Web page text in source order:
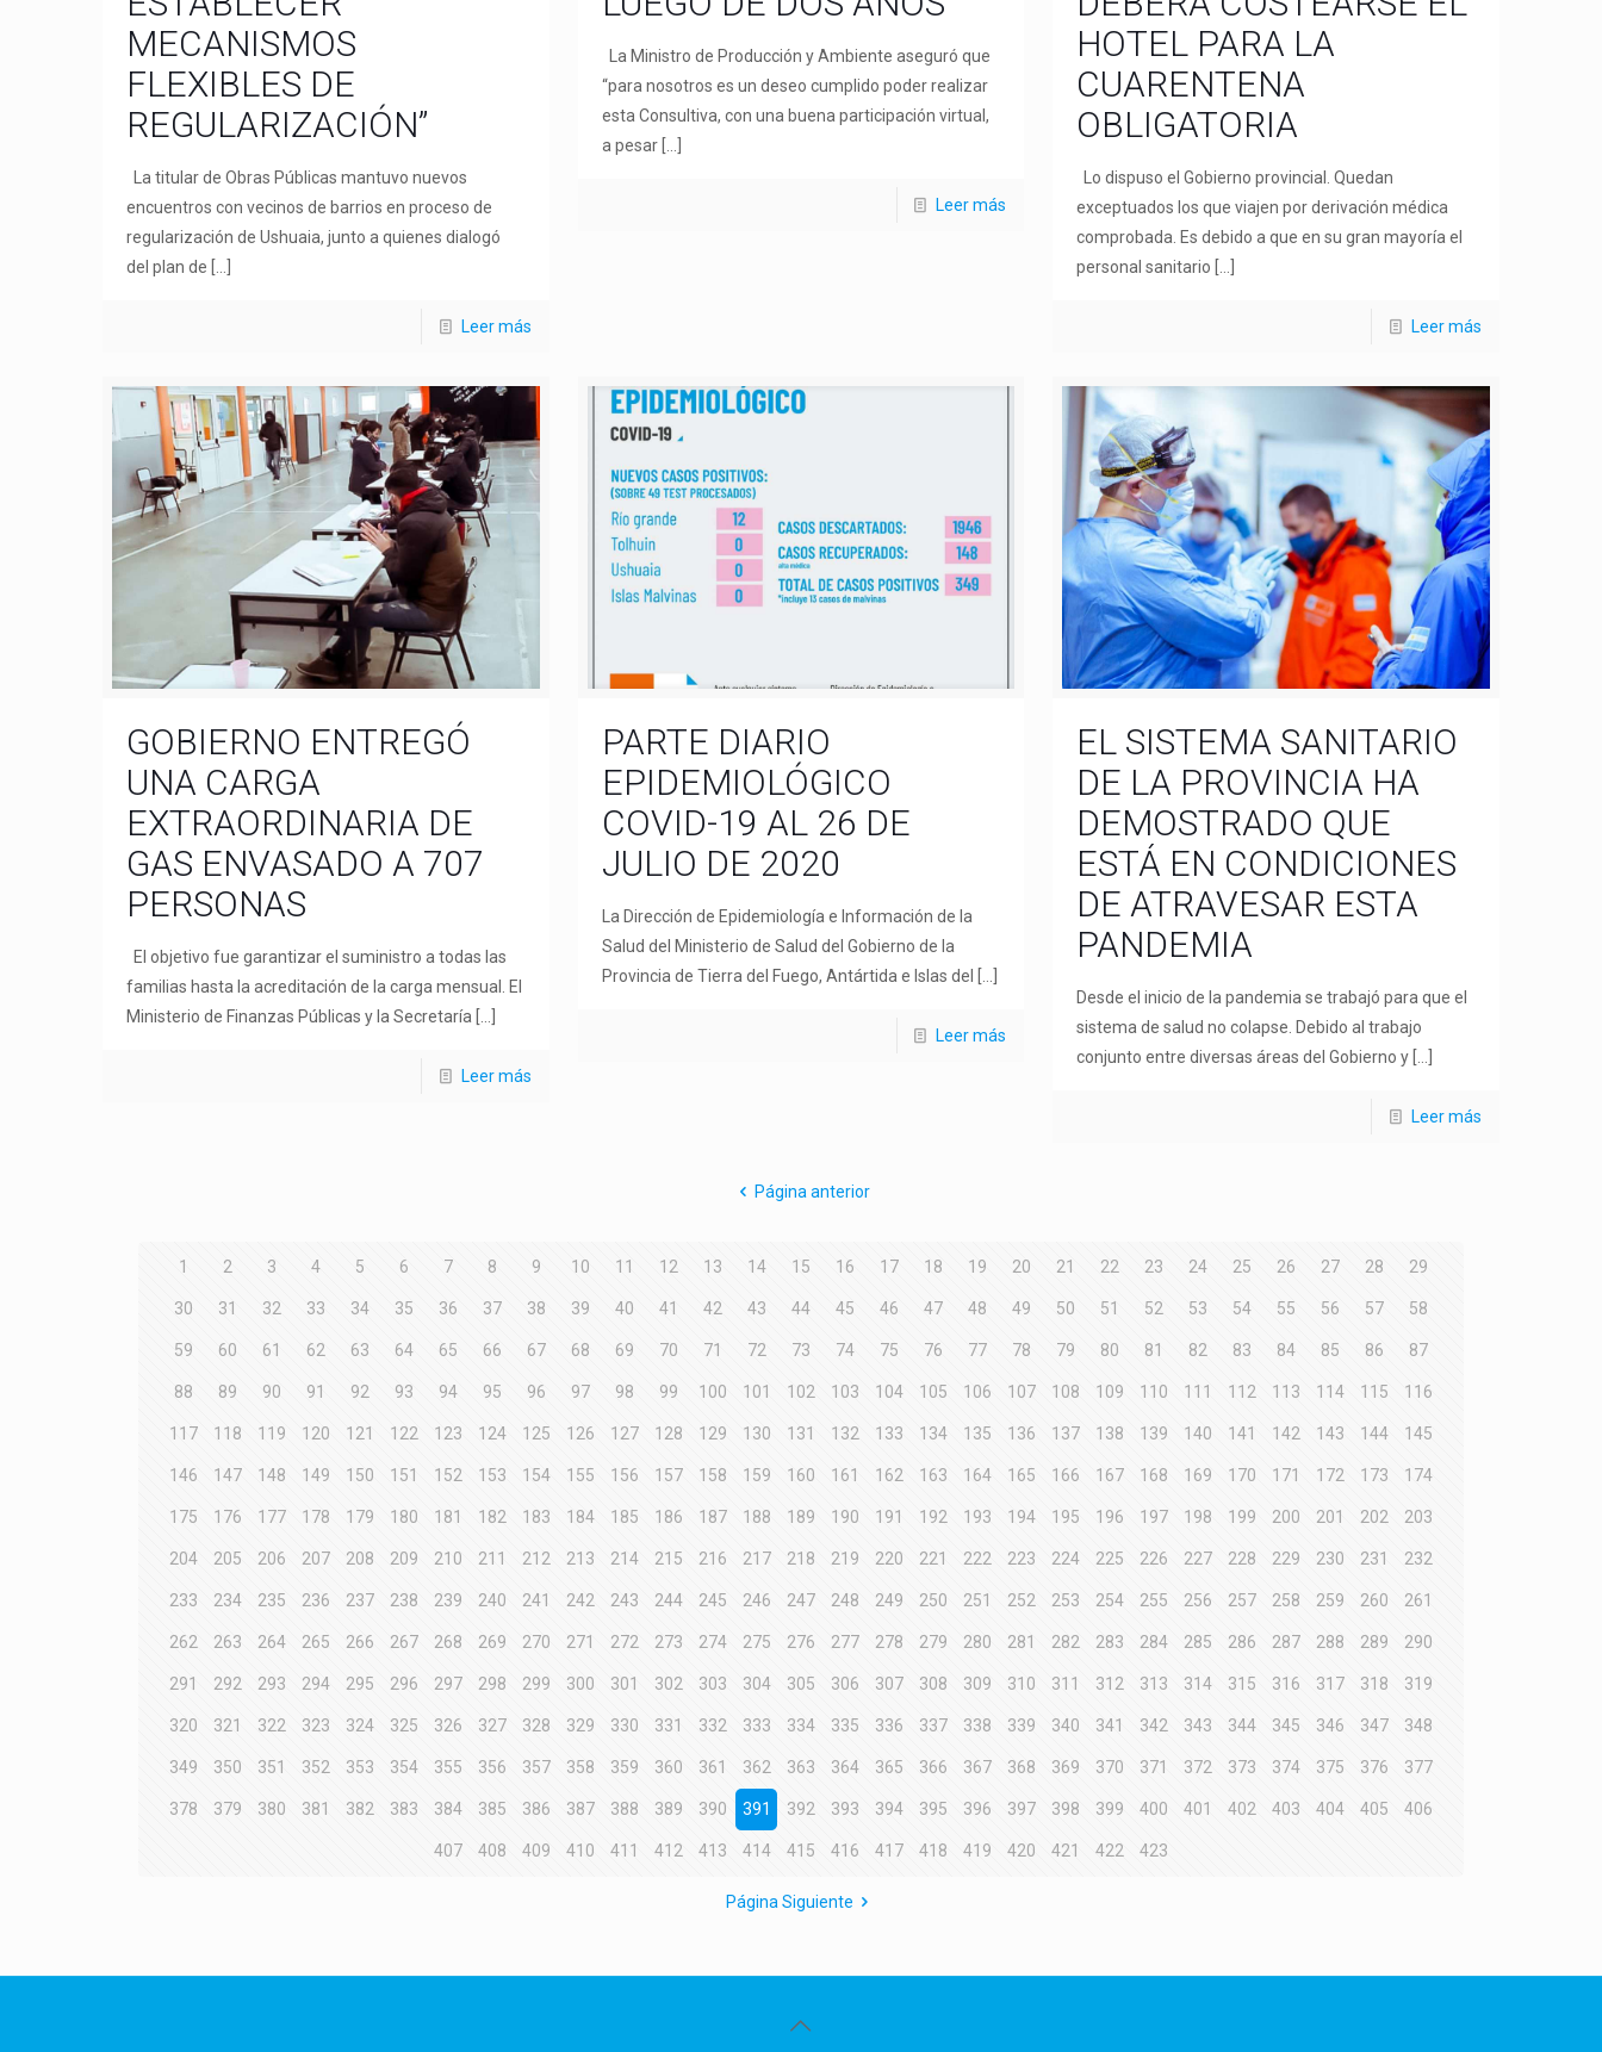
MECANISMOS
FLEXIBLES DE
REGULARIZACIÓN”
La titular de Obras Públicas mantuvo nuevos
encuentros con vecinos de barrios en proceso de
regularización de Ushuaia, junto a quienes dialogó
del plan de
Leer más
La Ministro de Producción y Ambiente aseguró que
“para nosotros es un deseo cumplido poder realizar
esta Consultiva, con una buena participación virtual,
a pesar[…]
Leer más
HOTEL PARA LA
CUARENTENA
OBLIGATORIA
Lo dispuso el Gobierno provincial. Quedan
exceptuados los que viajen por derivación médica
comprobada. Es debido a que en su gran mayoría el
personal sanitario
Leer más
GOBIERNO ENTREGÓ
UNA CARGA
EXTRAORDINARIA DE
GAS ENVASADO A 707
PERSONAS
El objetivo fue garantizar el suministro a todas las
familias hasta la acreditación de la carga mensual. El
Ministerio de Finanzas Públicas y la Secretaría
Leer más
PARTE DIARIO
EPIDEMIOLÓGICO
COVID-19 AL 26 DE
JULIO DE 2020
La Dirección de Epidemiología e Información de la
Salud del Ministerio de Salud del Gobierno de la
Provincia de Tierra del Fuego, Antártida e Islas del
Leer más
EL SISTEMA SANITARIO
DE LA PROVINCIA HA
DEMOSTRADO QUE
ESTÁ EN CONDICIONES
DE ATRAVESAR ESTA
PANDEMIA
Desde el inicio de la pandemia se trabajó para que el
sistema de salud no colapse. Debido al trabajo
conjunto entre diversas áreas del Gobierno y
Leer más
Página anterior
1 2 3 4 5 6 7 8 9 10 11 12 13 14 15 16 17 18 19 20 21 22 23 24 25 26 27 28 29
30 31 32 33 34 35 36 37 38 39 40 41 42 43 44 45 46 47 48 49 50 51 52 53 54 55 56 57 58
59 60 61 62 63 64 65 66 67 68 69 70 71 72 73 74 75 76 77 78 79 80 81 82 83 84 85 86 87
88 89 90 91 92 93 94 95 96 97 98 99 100 101 102 103 104 105 106 107 108 109 110 111 112 113 114 115 116
117 118 119 120 121 122 123 124 125 126 127 128 129 130 131 132 133 134 135 136 137 138 139 140 141 142 143 144 145
146 147 148 149 150 151 152 153 154 155 156 157 158 159 160 161 162 163 164 165 166 167 168 169 170 171 172 173 174
175 176 177 178 179 180 181 182 183 184 185 186 187 188 189 190 191 192 193 194 195 196 197 198 199 200 201 202 203
204 205 206 207 208 209 210 211 212 213 214 215 216 217 218 219 220 221 222 223 224 225 226 227 228 229 230 231 232
233 234 235 236 237 238 239 240 241 242 243 244 245 246 247 248 249 250 251 252 253 254 255 256 257 258 259 260 261
262 263 264 265 266 267 268 269 270 271 272 273 274 275 276 277 278 279 280 281 282 283 284 285 286 287 288 289 290
291 292 293 294 295 296 297 298 299 300 301 302 303 304 305 306 307 308 309 310 311 312 313 314 315 316 317 318 319
320 321 322 323 324 325 326 327 328 329 330 331 332 333 334 335 336 337 338 339 340 341 342 343 344 345 346 347 348
349 350 351 352 353 354 355 356 357 358 359 360 361 362 363 364 365 366 367 368 369 370 371 372 373 374 375 376 377
378 379 380 381 382 383 384 385 386 387 388 389 390 391 392 393 394 395 396 397 398 399 400 401 402 403 404 405 406
407 408 409 410 411 412 413 414 415 416 417 418 419 420 421 422 423
Página Siguiente